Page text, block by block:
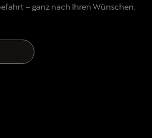
– ganz nach Ihren Wünschen.